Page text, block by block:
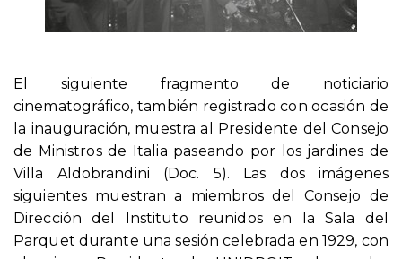
El siguiente fragmento de noticiario
cinematográfico, también registrado con ocasión de
la inauguración, muestra al Presidente del Consejo
de Ministros de Italia paseando por los jardines de
Villa Aldobrandini (Doc. 5). Las dos imágenes
siguientes muestran a miembros del Consejo de
Dirección del Instituto reunidos en la Sala del
Parquet durante una sesión celebrada en 1929, con